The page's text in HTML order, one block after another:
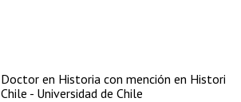
Doctor en Historia con mención en Historia de
Chile - Universidad de Chile